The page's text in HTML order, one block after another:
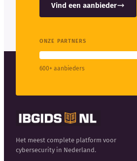
Vind een aanbieder
ONZE PARTNERS
600+ aanbieders
Het meest complete platform voor
cybersecurity in Nederland.